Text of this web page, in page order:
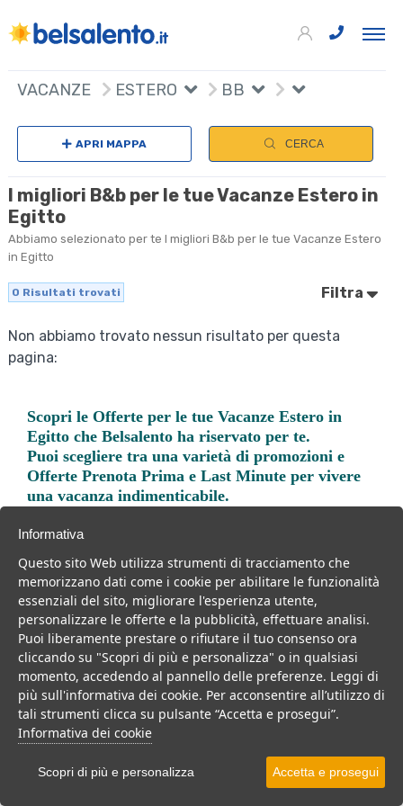
VACANZE ESTERO BB
APRI MAPPA CERCA
I migliori B&b per le tue Vacanze Estero in
Egitto
Abbiamo selezionato per te I migliori B&b per le tue Vacanze Estero
in Egitto
0 Risultati trovati Filtra
Non abbiamo trovato nessun risultato per questa
pagina:
Scopri leOfferte per le tue Vacanze Estero in
Egitto che Belsalento ha riservato per te.
Puoi scegliere tra una varietà di promozioni e
Offerte Prenota Prima e Last Minute per vivere
una vacanza indimenticabile.
Trova la soluzione migliore per la tua prossima
vacanza.
Noi di belsalento.it abbiamo selezionato per te le migliori mete, i
migliori servizi, le migliori offerte per il tuo prossimo viaggio.
Informativa
Questo sito Web utilizza strumenti di tracciamento che
memorizzano dati come i cookie per abilitare le funzionalità
essenziali del sito, migliorare l'esperienza utente,
personalizzare le offerte e la pubblicità, effettuare analisi.
Puoi liberamente prestare o rifiutare il tuo consenso ora
cliccando su "Scopri di più e personalizza" o in qualsiasi
momento, accedendo al pannello delle preferenze. Leggi di
più sull'informativa dei cookie. Per acconsentire all’utilizzo di
tali strumenti clicca su pulsante “Accetta e prosegui”.
Informativa dei cookie
Scopri di più e personalizza Accetta e prosegui